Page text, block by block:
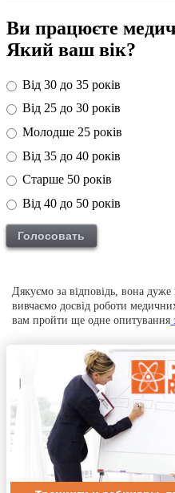
Ви працюєте
Який ваш вік?
Від 30 до 35 років
Від 25 до 30 років
Молодше 25 років
Від 35 до 40 років
Старше 50 років
Від 40 до 50 років
Дякуємо за відповідь, вона
вивчаємо досвід роботи
вам пройти ще одне опитування